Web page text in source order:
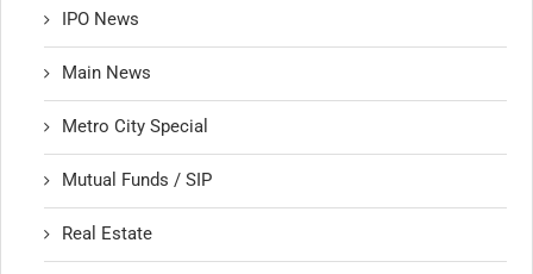
IPO News
Main News
Metro City Special
Mutual Funds / SIP
Real Estate